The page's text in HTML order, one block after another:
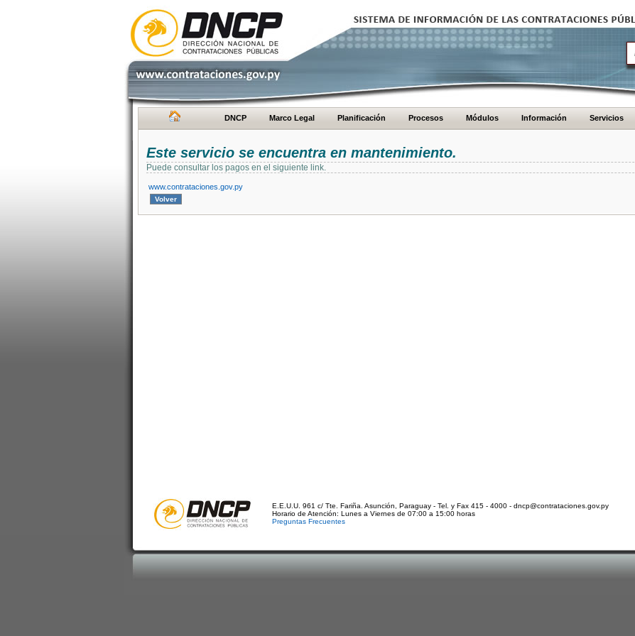
DNCP Marco Legal Planificación Procesos Módulos Información Servicios
Este servicio se encuentra en mantenimiento.
Puede consultar los pagos en el siguiente link.
www.contrataciones.gov.py
E.E.U.U. 961 c/ Tte. Fariña. Asunción, Paraguay - Tel. y Fax 415 - 4000 - dncp@contrataciones.gov.py
Horario de Atención: Lunes a Viernes de 07:00 a 15:00 horas
Preguntas Frecuentes